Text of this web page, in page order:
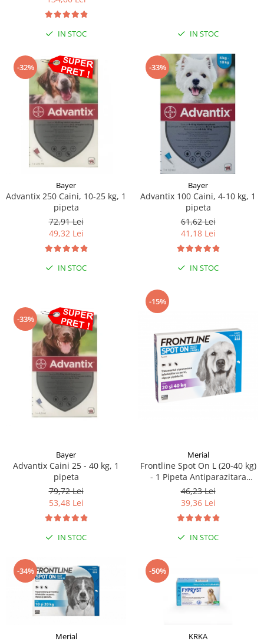
Sampoane si Balsamuri
Servetele Umede
Covorase absorbante
Igiena Catel
Igiena Interior
Perii si descalcitoare caini
Solutii Atractante si repelente
Custi transport - Pisici
Paturi, perne si cosuri pentru pisici
Recompense Delicioase
IN STOC IN STOC
-32%
Bayer
Advantix 250 Caini, 10-25 kg, 1
pipeta
72,91 Lei
49,32 Lei
IN STOC
-33%
Bayer
Advantix 100 Caini, 4-10 kg, 1
pipeta
61,62 Lei
41,18 Lei
IN STOC
-33%
Bayer
Advantix Caini 25 - 40 kg, 1
pipeta
79,72 Lei
53,48 Lei
IN STOC
-15%
Merial
Frontline Spot On L (20-40 kg)
- 1 Pipeta Antiparazitara
(Fipronil)
46,23 Lei
39,36 Lei
IN STOC
-34%
Merial
-50%
KRKA